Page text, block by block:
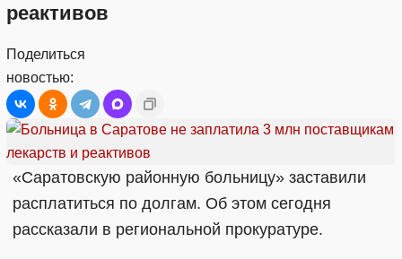
реактивов
Поделиться
новостью:
«Саратовскую районную больницу» заставили
расплатиться по долгам. Об этом сегодня
рассказали в региональной прокуратуре.